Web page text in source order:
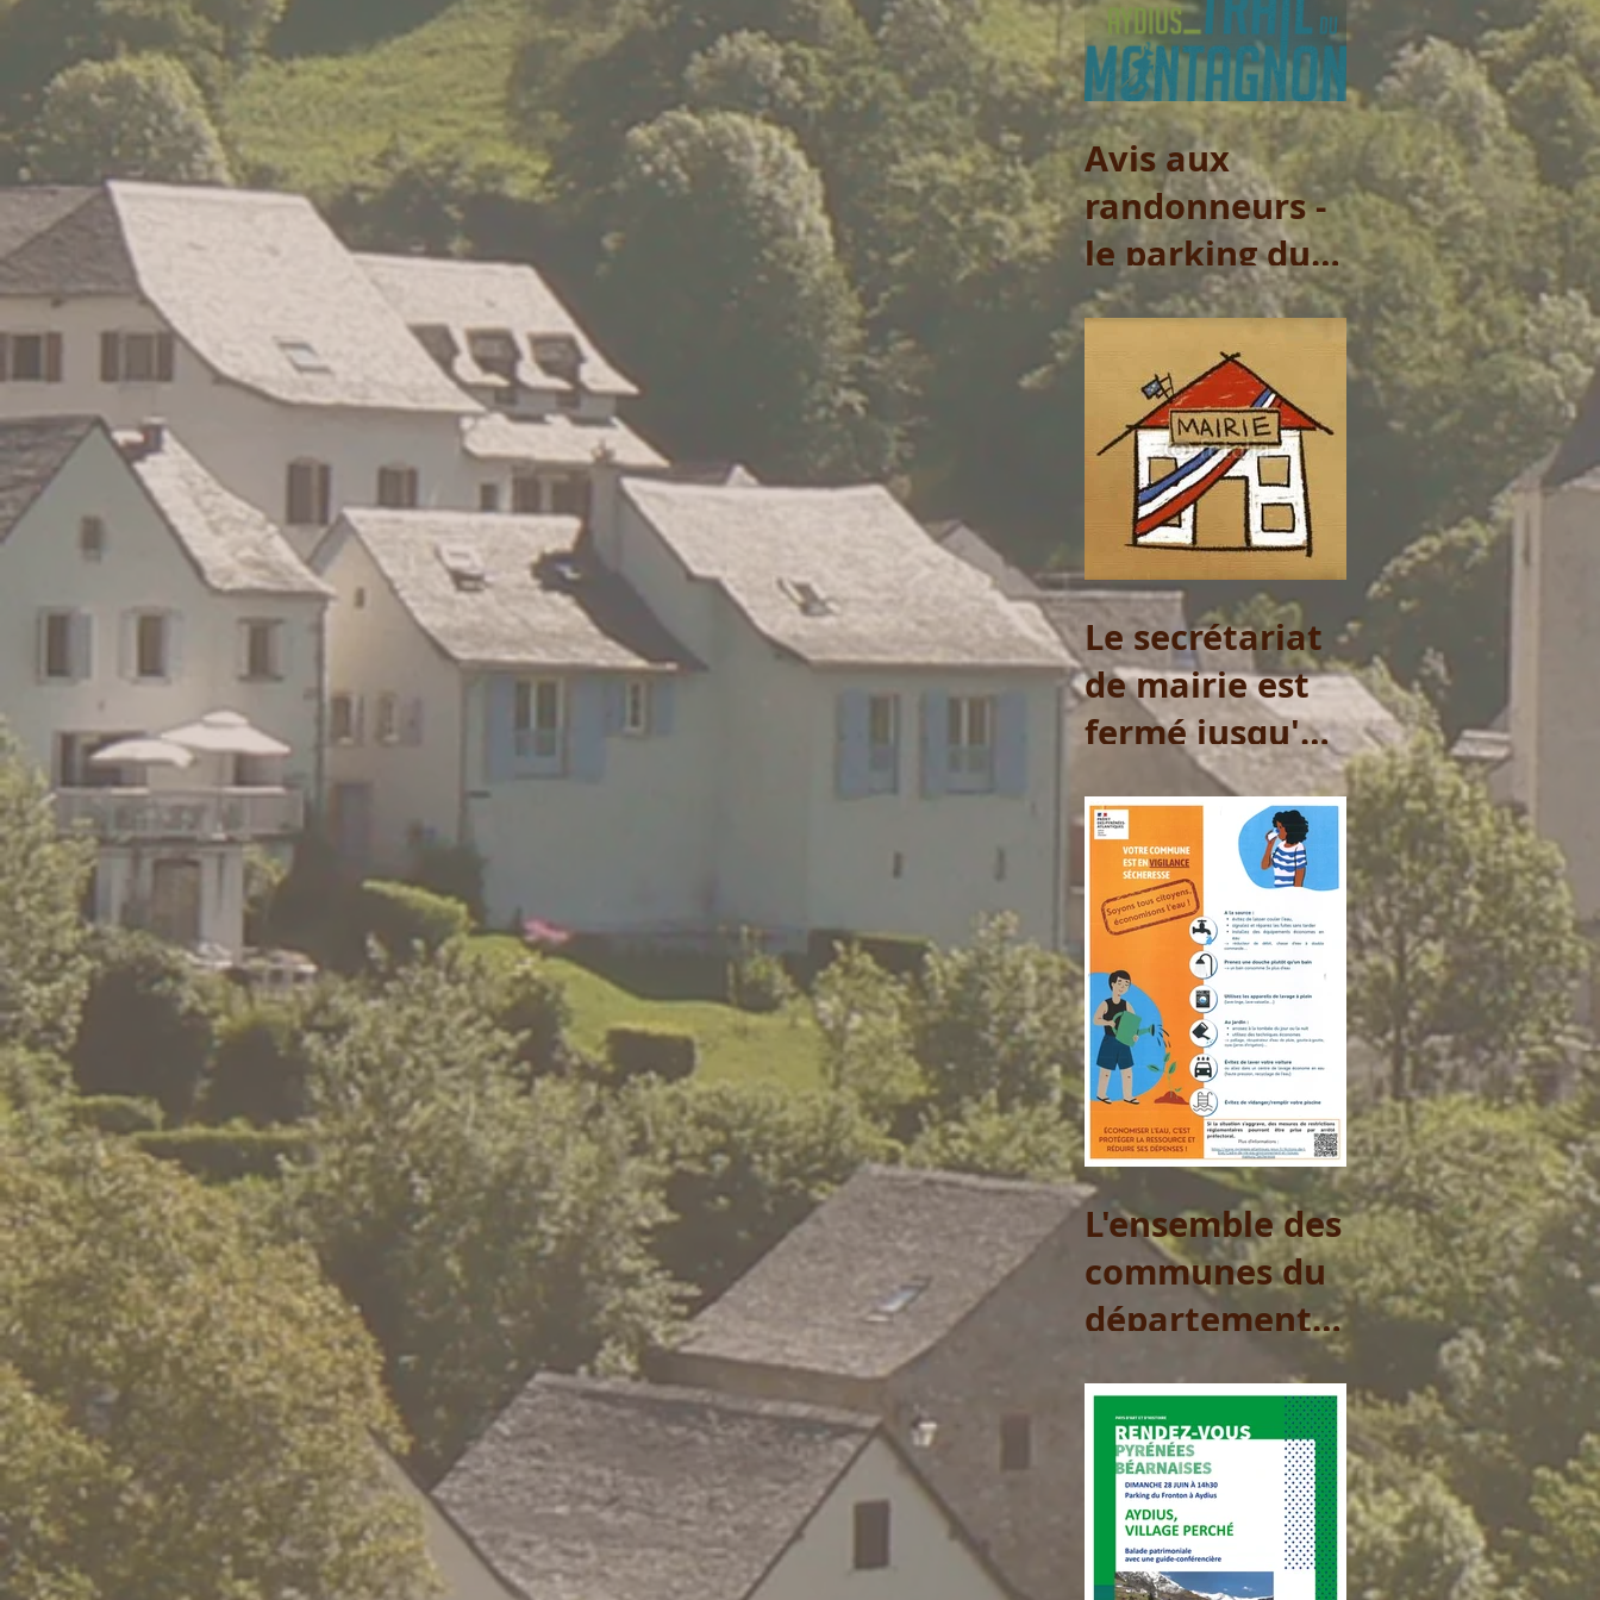
municipaux
Avis aux
randonneurs -
le parking du
Col de Lasserre
ne sera pas
accessible le
vendredi 31
juillet et le
samedi 1er
août
Le secrétariat
de mairie est
fermé jusqu'au
20 juillet 2026
L'ensemble des
communes du
département
sont placées
en Vigilance
pour l'eau
potable